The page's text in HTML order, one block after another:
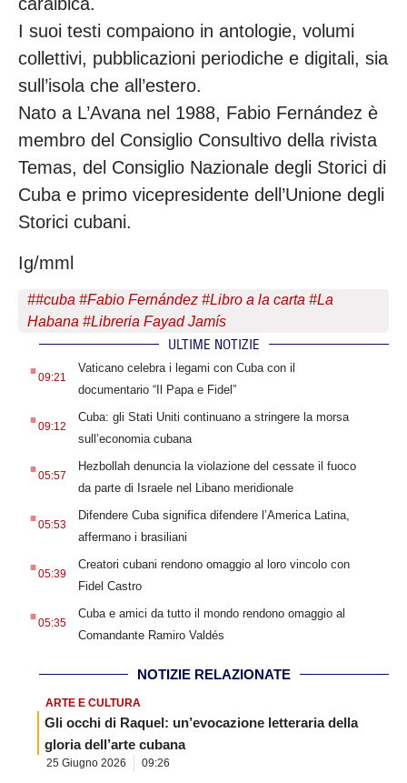
caraibica.
I suoi testi compaiono in antologie, volumi
collettivi, pubblicazioni periodiche e digitali, sia
sull’isola che all’estero.
Nato a L’Avana nel 1988, Fabio Fernández è
membro del Consiglio Consultivo della rivista
Temas, del Consiglio Nazionale degli Storici di
Cuba e primo vicepresidente dell’Unione degli
Storici cubani.
Ig/mml
##cuba #Fabio Fernández #Libro a la carta #La
Habana #Libreria Fayad Jamís
ULTIME NOTIZIE
.09:21
Vaticano celebra i legami con Cuba con il
documentario “Il Papa e Fidel”
.09:12
Cuba: gli Stati Uniti continuano a stringere la morsa
sull’economia cubana
.05:57
Hezbollah denuncia la violazione del cessate il fuoco
da parte di Israele nel Libano meridionale
.05:53
Difendere Cuba significa difendere l’America Latina,
affermano i brasiliani
.05:39
Creatori cubani rendono omaggio al loro vincolo con
Fidel Castro
.05:35
Cuba e amici da tutto il mondo rendono omaggio al
Comandante Ramiro Valdés
NOTIZIE RELAZIONATE
ARTE E CULTURA
Gli occhi di Raquel: un’evocazione letteraria della
gloria dell’arte cubana
25 Giugno 2026 09:26